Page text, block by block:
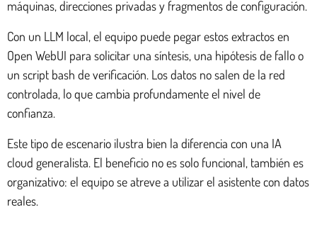
máquinas, direcciones privadas y fragmentos de configuración.
Con un LLM local, el equipo puede pegar estos extractos en
Open WebUI para solicitar una síntesis, una hipótesis de fallo o
un script bash de verificación. Los datos no salen de la red
controlada, lo que cambia profundamente el nivel de
confianza.
Este tipo de escenario ilustra bien la diferencia con una IA
cloud generalista. El beneficio no es solo funcional, también es
organizativo: el equipo se atreve a utilizar el asistente con datos
reales.